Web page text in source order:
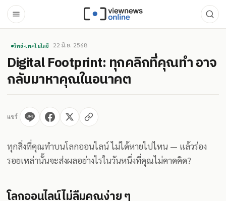
วิทย์-เทคโนโลยี 22 มิ.ย. 2568
Digital Footprint: ทุกคลิกที่คุณทำ อาจ
กลับมาหาคุณในอนาคต
แชร์
ทุกสิ่งที่คุณทำบนโลกออนไลน์ ไม่ได้หายไปไหน — แล้วร่อง
รอยเหล่านั้นจะส่งผลอย่างไรในวันหนึ่งที่คุณไม่คาดคิด?
โลกออนไลน์ไม่ลืมคุณง่าย ๆ